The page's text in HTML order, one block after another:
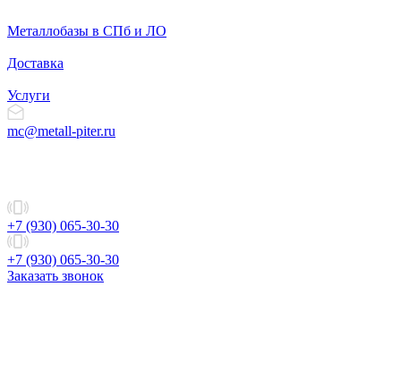
Металлобазы в СПб и ЛО
Доставка
Услуги
mc@metall-piter.ru
+7 (930) 065-30-30
+7 (930) 065-30-30
Заказать звонок